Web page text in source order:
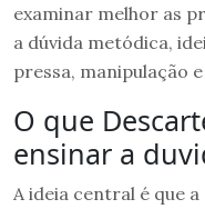
examinar melhor as
a dúvida metódica,
pressa, manipulação
O que
ensinar a
A ideia central é que